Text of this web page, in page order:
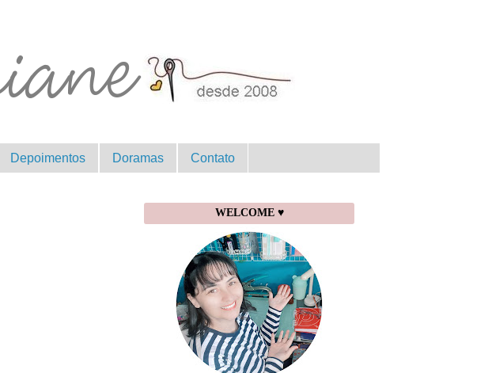
Depoimentos Doramas Contato
WELCOME ♥